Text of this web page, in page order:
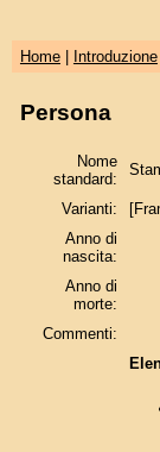
Home| Introduzione
Persona
Nome
standard:
Varianti:
Anno di
nascita:
Anno di
morte:
Commenti: